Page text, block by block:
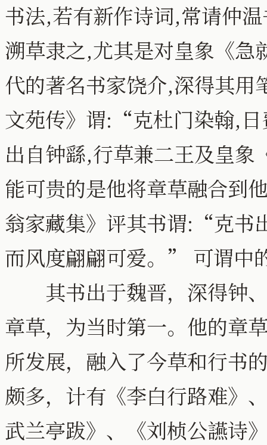
书法,若有新作诗词,常请仲
溯草隶之,尤其是对皇象《急
代的著名书家饶介,深得其用
文苑传》谓:“克杜门染翰,
出自钟繇,行草兼二王及皇
能可贵的是他将章草融合到
翁家藏集》评其书谓:“克书
而风度翩翩可爱。” 可谓中
其书出于魏晋，深得钟、
章草，为当时第一。他的章
所发展，融入了今草和行书
颇多，计有《李白行路难》
武兰亭跋》、《刘桢公讌诗